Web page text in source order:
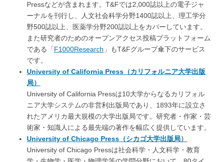
Pressなどが含まれます。T&Fでは2,000誌以上の電子ジャ
ーナルを刊行し、人文社会科学分野1400誌以上、理工学分
野500誌以上、医薬学分野200誌以上をカバーしています。
また研究者のためのオープンアクセス投稿プラットフォーム
である「F1000Research 」もT&Fグループ傘下のサービス
です。
University of California Press（カリフォルニア大学出版
局）
University of California Pressは10大学からなるカリフォル
ニア大学システムの非営利出版局であり、1893年に設立さ
れたアメリカ最大規模の大学出版局です。研究者・作家・芸
術家・知識人による最先端の著作を幅広く提供しています。
University of Chicago Press（シカゴ大学出版局）
University of Chicago Pressは社会科学・人文科学・教育